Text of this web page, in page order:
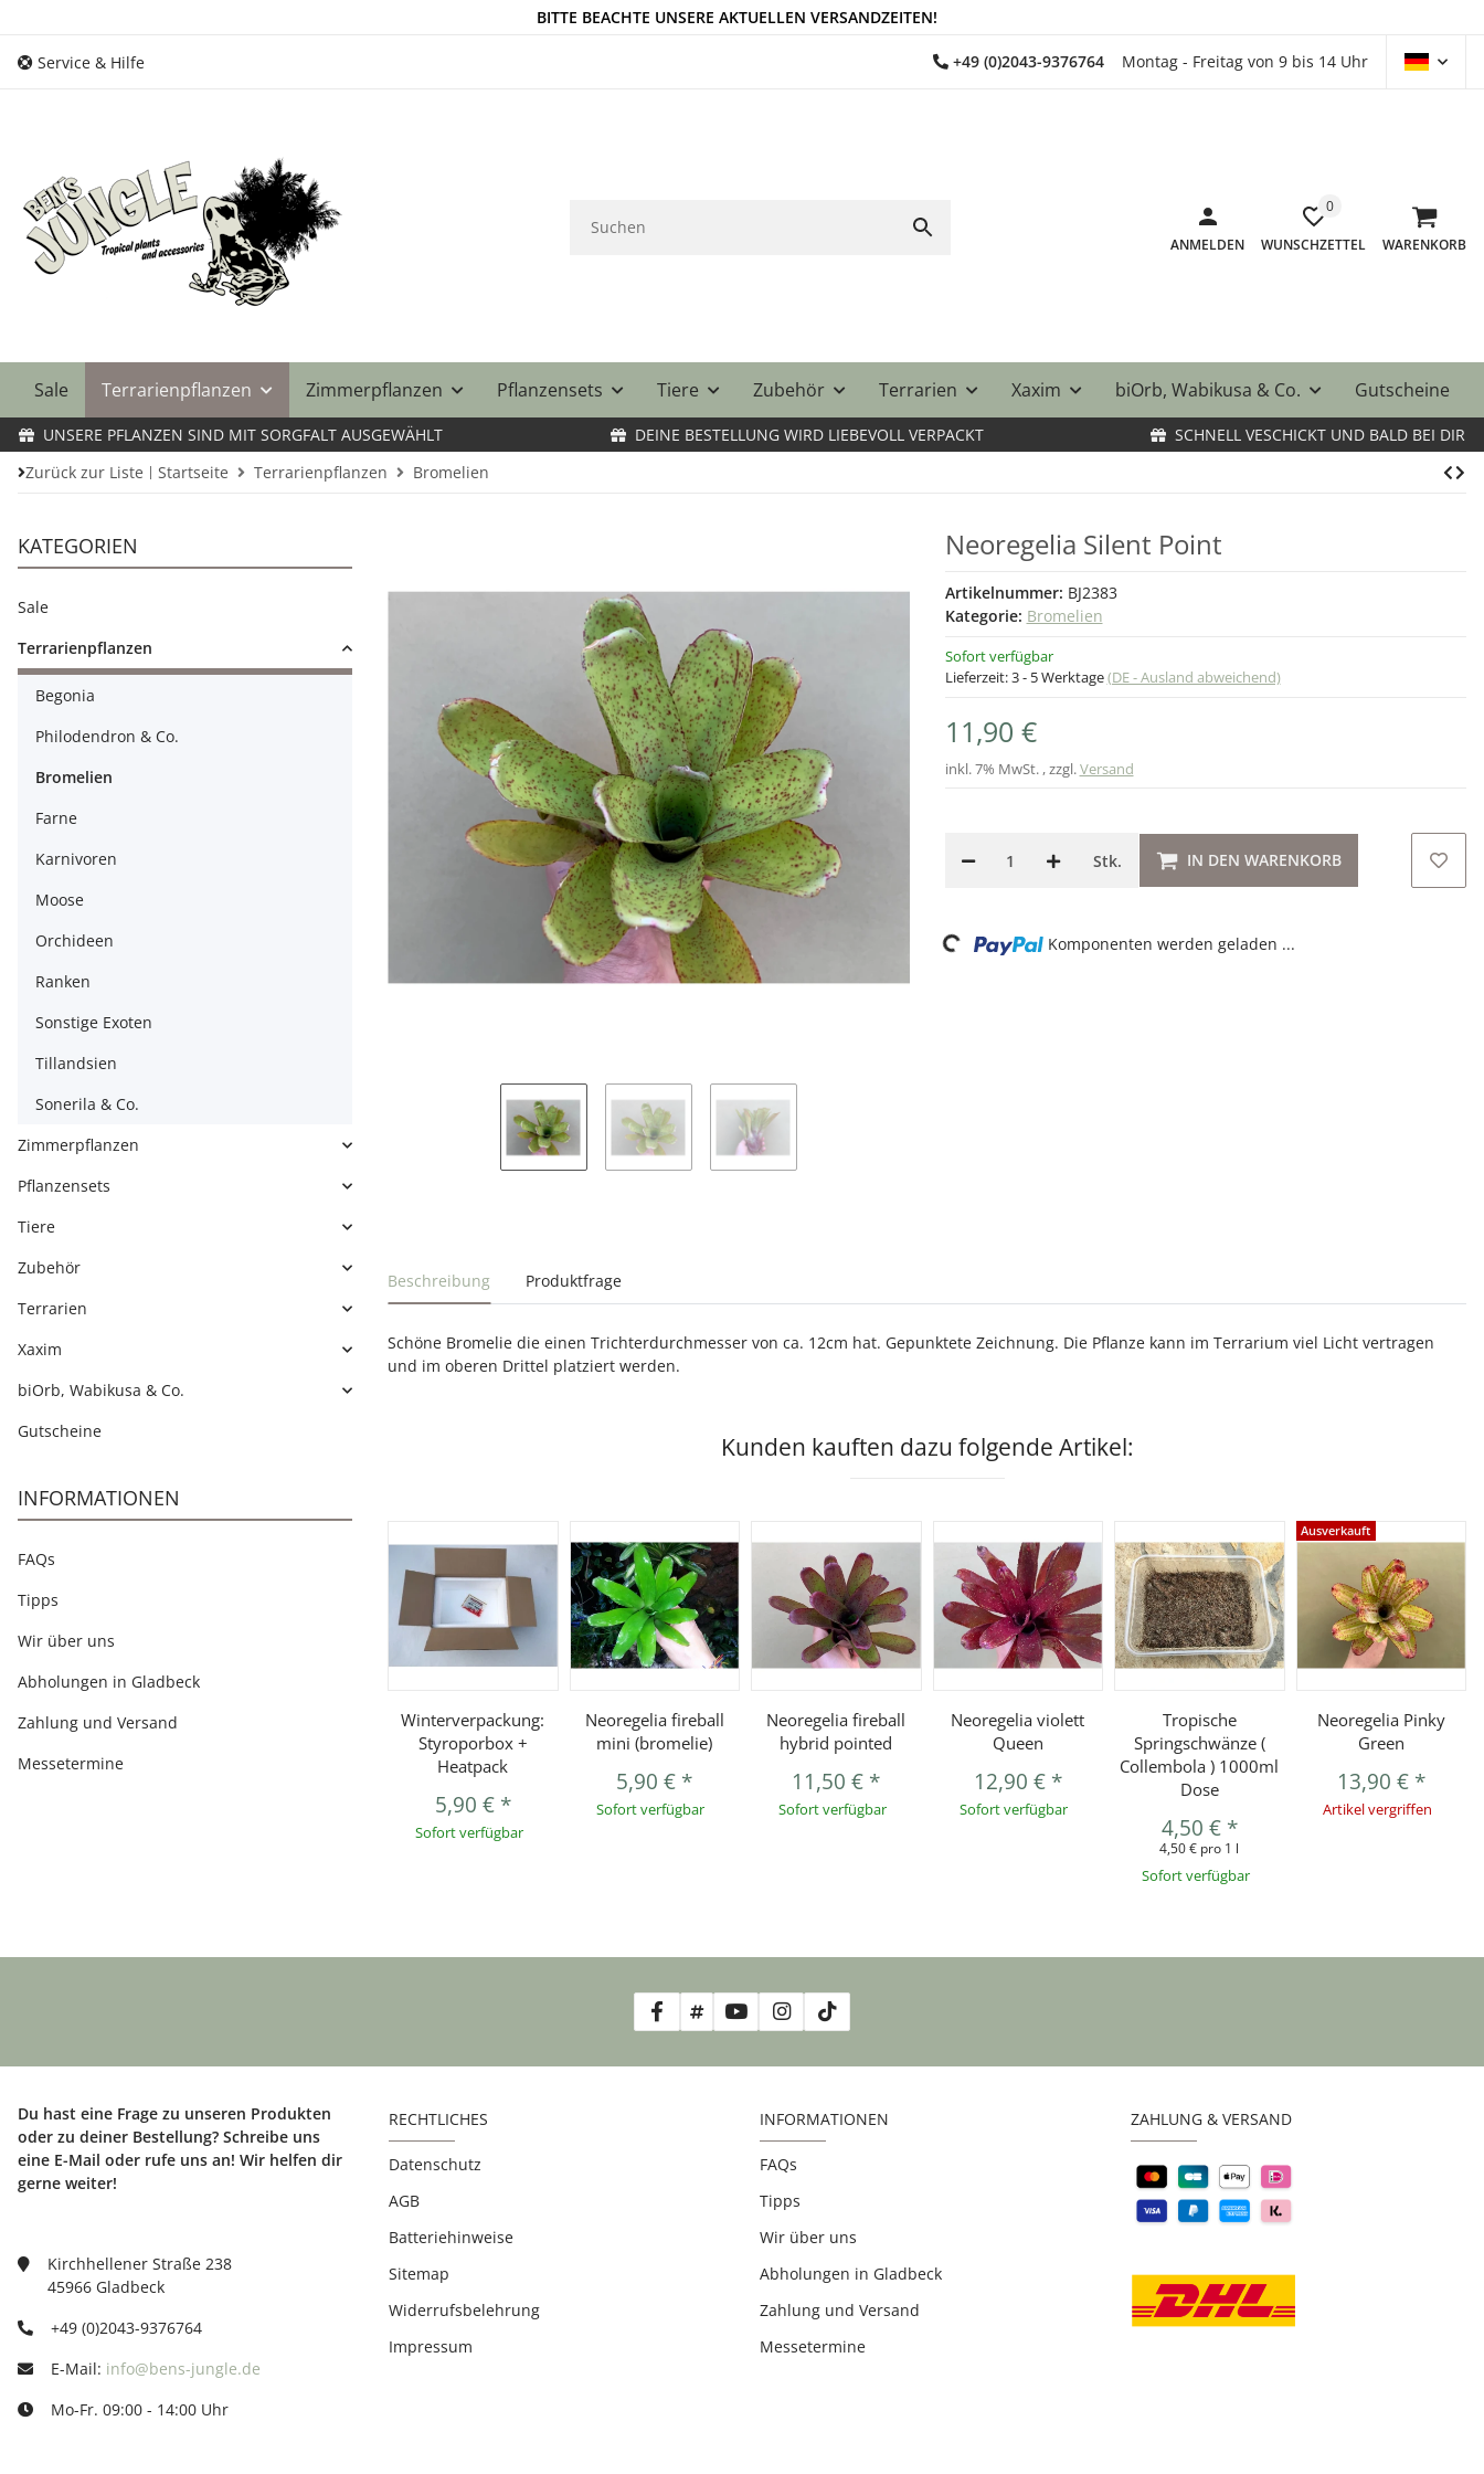
BITTE BEACHTE UNSERE AKTUELLEN VERSANDZEITEN!
Service & Hilfe +49 (0)2043-9376764 Montag - Freitag von 9 bis 14 Uhr
ANMELDEN
0
WUNSCHZETTEL WARENKORB
Sale Terrarienpflanzen Zimmerpflanzen Pflanzensets Tiere Zubehör Terrarien Xaxim biOrb, Wabikusa & Co. Gutscheine
UNSERE PFLANZEN SIND MIT SORGFALT AUSGEWÄHLT DEINE BESTELLUNG WIRD LIEBEVOLL VERPACKT
SCHNELL VESCHICKT UND BALD BEI DIR
Zurück zur Liste
Startseite Terrarienpflanzen Bromelien
Neoregelia Silent Point
Artikelnummer: BJ2383
Kategorie: Bromelien
Sofort verfügbar
Lieferzeit:3 - 5 Werktage(DE - Ausland abweichend)
11,90 €
inkl. 7% MwSt. , zzgl.Versand
Stk. IN DEN WARENKORB
Loading... Komponenten werden geladen ...
weitere Registerkarten anzeigen
Beschreibung Produktfrage
Schöne Bromelie die einen Trichterdurchmesser von ca. 12cm hat. Gepunktete Zeichnung. Die Pflanze kann im Terrarium viel Licht vertragen
und im oberen Drittel platziert werden.
Kunden kauften dazu folgende Artikel:
Winterverpackung:
Styroporbox +
Heatpack
5,90 € *
Sofort verfügbar
Neoregelia fireball
mini (bromelie)
5,90 € *
Sofort verfügbar
Neoregelia fireball
hybrid pointed
11,50 € *
Sofort verfügbar
Neoregelia violett
Queen
12,90 € *
Sofort verfügbar
Tropische
Springschwänze (
Collembola ) 1000ml
Dose
4,50 € *
4,50 € pro 1 l
Sofort verfügbar
Ausverkauft
Neoregelia Pinky
Green
13,90 € *
Artikel vergriffen
KATEGORIEN
Sale
Terrarienpflanzen
Begonia
Philodendron & Co.
Bromelien
Farne
Karnivoren
Moose
Orchideen
Ranken
Sonstige Exoten
Tillandsien
Sonerila & Co.
Zimmerpflanzen
Pflanzensets
Tiere
Zubehör
Terrarien
Xaxim
biOrb, Wabikusa & Co.
Gutscheine
INFORMATIONEN
FAQs
Tipps
Wir über uns
Abholungen in Gladbeck
Zahlung und Versand
Messetermine
Du hast eine Frage zu unseren Produkten
oder zu deiner Bestellung? Schreibe uns
eine E-Mail oder rufe uns an! Wir helfen dir
gerne weiter!
Kirchhellener Straße 238
45966 Gladbeck
+49 (0)2043-9376764
E-Mail: info@bens-jungle.de
Mo-Fr. 09:00 - 14:00 Uhr
RECHTLICHES
Datenschutz
AGB
Batteriehinweise
Sitemap
Widerrufsbelehrung
Impressum
INFORMATIONEN
FAQs
Tipps
Wir über uns
Abholungen in Gladbeck
Zahlung und Versand
Messetermine
ZAHLUNG & VERSAND